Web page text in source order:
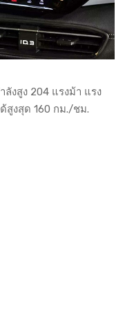
งสูง 204 แรงม้า แรง
สูงสุด 160 กม./ชม.